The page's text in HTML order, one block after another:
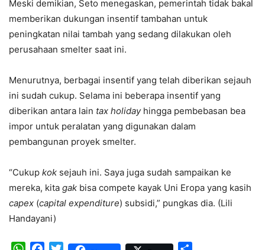
Meski demikian, Seto menegaskan, pemerintah tidak bakal
memberikan dukungan insentif tambahan untuk
peningkatan nilai tambah yang sedang dilakukan oleh
perusahaan smelter saat ini.
Menurutnya, berbagai insentif yang telah diberikan sejauh
ini sudah cukup. Selama ini beberapa insentif yang
diberikan antara lain tax holidayhingga pembebasan bea
impor untuk peralatan yang digunakan dalam
pembangunan proyek smelter.
“Cukup kok sejauh ini. Saya juga sudah sampaikan ke
mereka, kita gak bisa compete kayak Uni Eropa yang kasih
capex (capital expenditure) subsidi,” pungkas dia. (Lili
Handayani)